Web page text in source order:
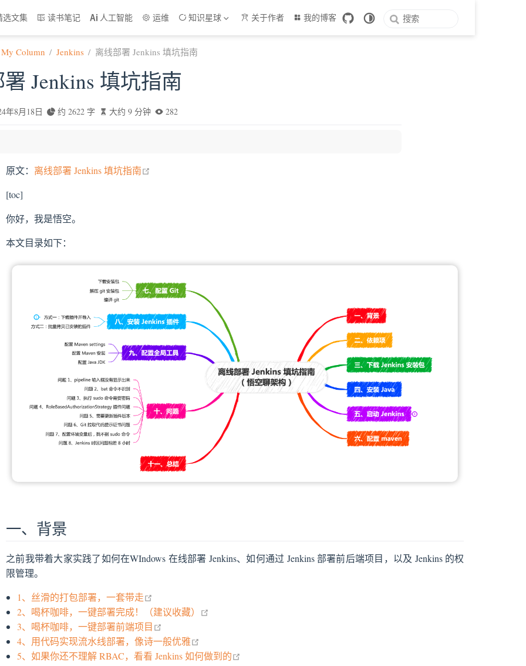
选文集 读书笔记 人工智能 运维 知识星球 关于作者 我的博客
My Column Jenkins 离线部署 Jenkins 填坑指南
Jenkins 填坑指南
年8月18日 约 2622 字 大约 9 分钟 282
安装包
安装包
输入框没有显示出来
令不识别
sudo 命令需要密码
插件问题
更新插件版本
取代码提示证书问题
环境变量后，找不到 sudo 命令
原文： 离线部署 Jenkins 填坑指南
[toc]
你好，我是悟空。
本文目录如下：
一、背景
之前我带着大家实践了如何在WIndows 在线部署 Jenkins、如何通过 Jenkins 部署前后端项目，以及 Jenkins 的权
限管理。
1、丝滑的打包部署，一套带走
2、喝杯咖啡，一键部署完成！（建议收藏）
3、喝杯咖啡，一键部署前端项目
4、用代码实现流水线部署，像诗一般优雅
5、如果你还不理解 RBAC，看看 Jenkins 如何做到的